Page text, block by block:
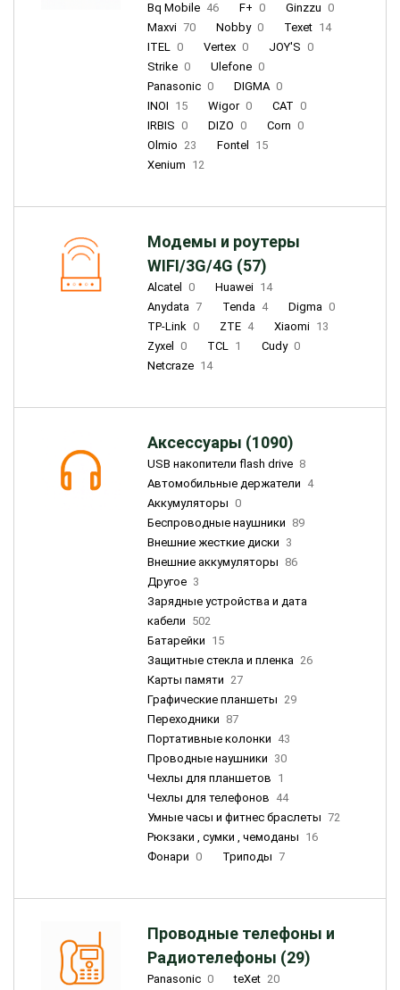
Bq Mobile 46 F+ 0 Ginzzu 0
Maxvi 70 Nobby 0 Texet 14
ITEL 0 Vertex 0 JOY'S 0
Strike 0 Ulefone 0
Panasonic 0 DIGMA 0
INOI 15 Wigor 0 CAT 0
IRBIS 0 DIZO 0 Corn 0
Olmio 23 Fontel
15
Xenium 12
Модемы и роутеры
WIFI/3G/4G (57)
Alcatel 0 Huawei 14
Anydata 7 Tenda 4 Digma 0
TP-Link 0 ZTE 4 Xiaomi 13
Zyxel
0 TCL 1 Cudy 0
Netcraze 14
Аксессуары (1090)
USB накопители flash drive 8
Автомобильные держатели 4
Аккумуляторы 0
Беспроводные наушники 89
Внешние жесткие диски 3
Внешние аккумуляторы 86
Другое 3
Зарядные устройства и дата
кабели 502
Батарейки 15
Защитные стекла и пленка 26
Карты памяти 27
Графические планшеты 29
Переходники 87
Портативные колонки 43
Проводные наушники 30
Чехлы для планшетов 1
Чехлы для телефонов 44
Умные часы и фитнес браслеты 72
Рюкзаки , сумки , чемоданы 16
Фонари 0 Триподы 7
Проводные телефоны и
Радиотелефоны (29)
Panasonic 0 teXet 20